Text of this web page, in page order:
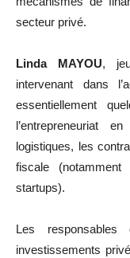
secteur privé.
Linda MAYOU,
intervenant dans
essentiellement
l’entrepreneuriat
logistiques, les
fiscale
startups).
Les
investissements